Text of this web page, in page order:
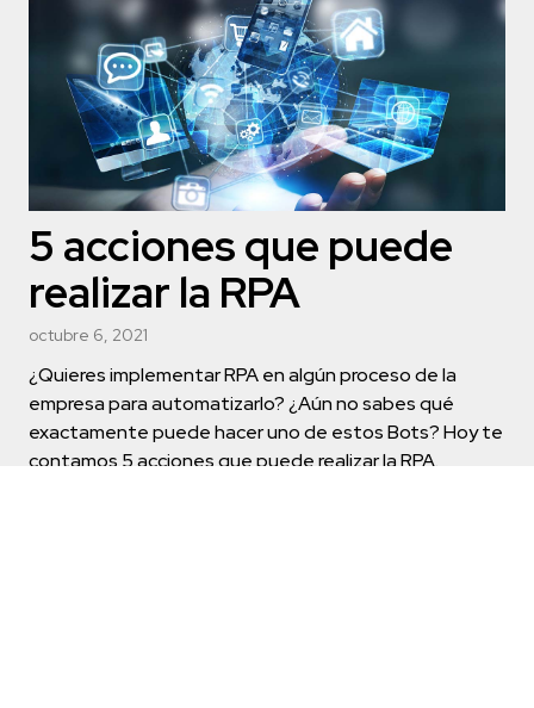
5 acciones que puede
realizar la RPA
octubre 6, 2021
¿Quieres implementar RPA en algún proceso de la
empresa para automatizarlo? ¿Aún no sabes qué
exactamente puede hacer uno de estos Bots? Hoy te
contamos 5 acciones que puede realizar la RPA.